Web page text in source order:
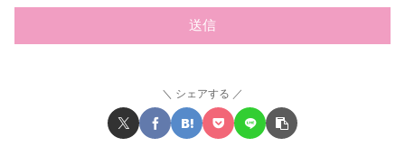
シェアする